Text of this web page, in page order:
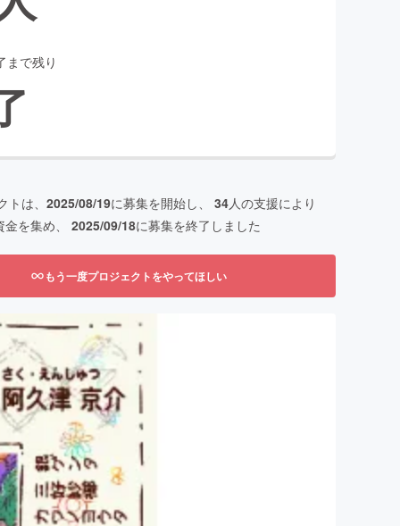
まで残り
は、 2025/08/19に募集を開始し、 34人の支援により
を集め、 2025/09/18に募集を終了しました
もう一度プロジェクトをやってほしい